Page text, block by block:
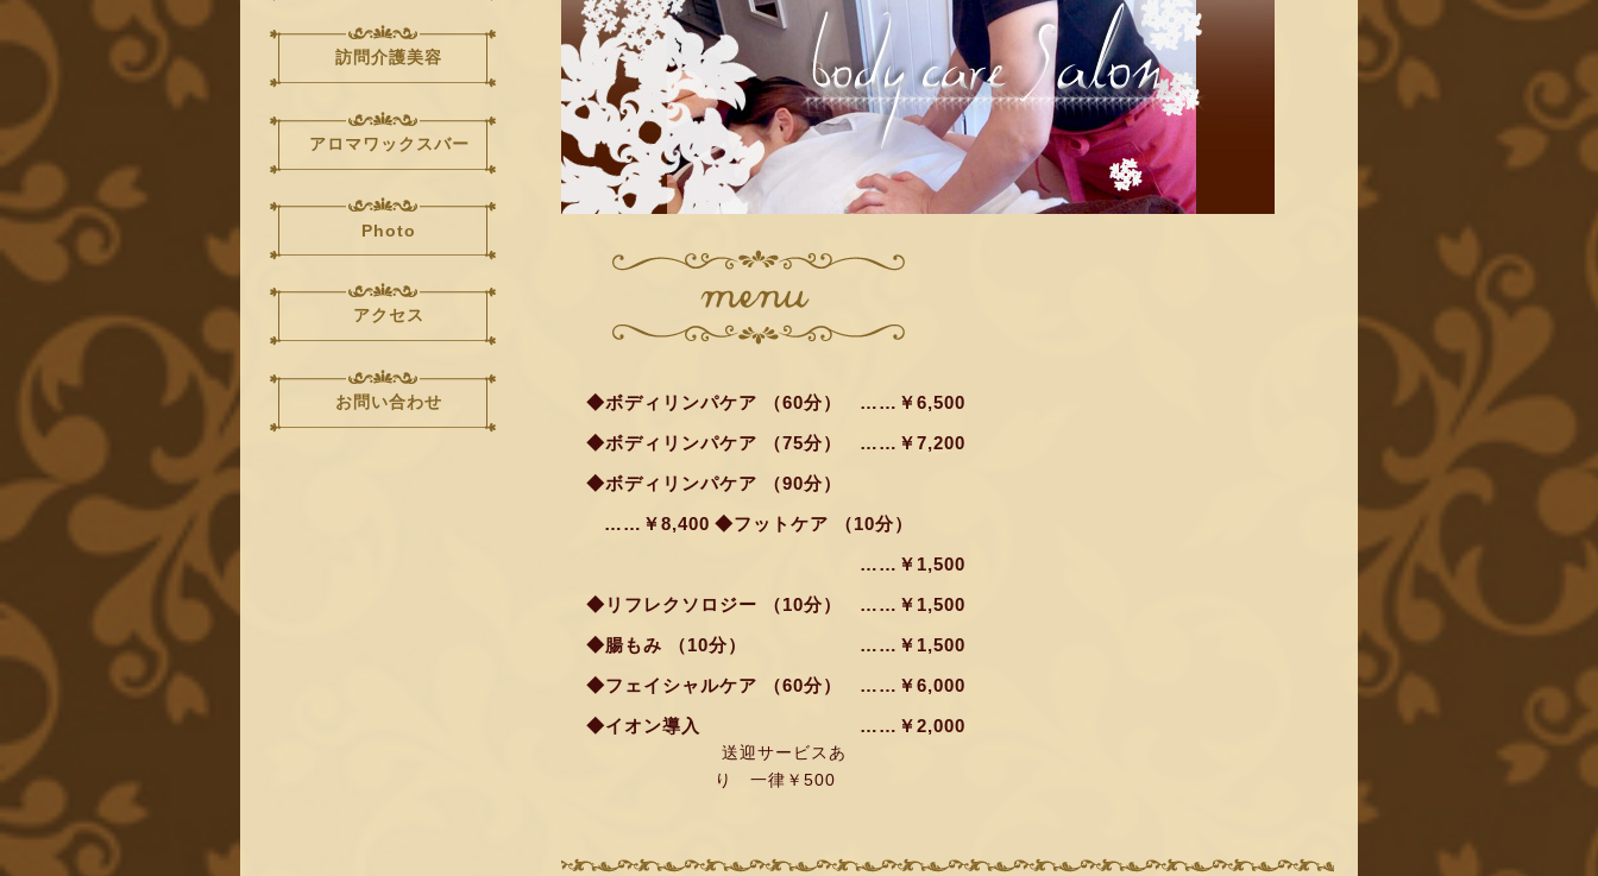
◆ボディリンパケア （60分）
……￥6,500
◆ボディリンパケア （75分）
……￥7,200
◆ボディリンパケア （90分）
……￥8,400 ◆フットケア （10分）
……￥1,500
◆リフレクソロジー （10分）
……￥1,500
◆腸もみ （10分）
……￥1,500
◆フェイシャルケア （60分）
……￥6,000
◆イオン導入
……￥2,000
送迎サービスあ
り 一律￥500
訪問介護美容
アロマワックスバー
Photo
アクセス
お問い合わせ